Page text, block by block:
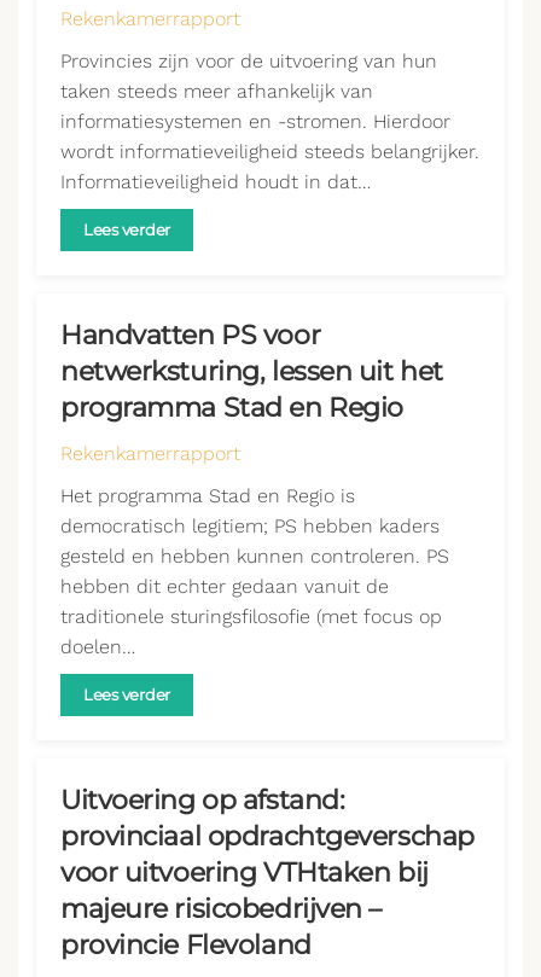
Rekenkamerrapport
Provincies zijn voor de uitvoering van hun
taken steeds meer afhankelijk van
informatiesystemen en -stromen. Hierdoor
wordt informatieveiligheid steeds belangrijker.
Informatieveiligheid houdt in dat…
Lees verder
Handvatten PS voor
netwerksturing, lessen uit het
programma Stad en Regio
Rekenkamerrapport
Het programma Stad en Regio is
democratisch legitiem; PS hebben kaders
gesteld en hebben kunnen controleren. PS
hebben dit echter gedaan vanuit de
traditionele sturingsfilosofie (met focus op
doelen…
Lees verder
Uitvoering op afstand:
provinciaal opdrachtgeverschap
voor uitvoering VTHtaken bij
majeure risicobedrijven –
provincie Flevoland